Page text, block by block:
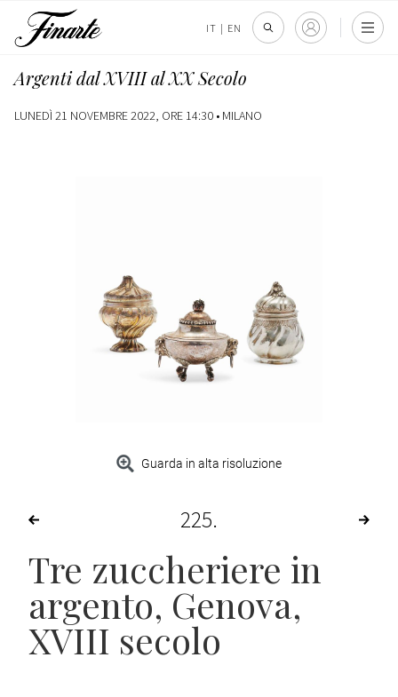
IT | EN
Argenti dal XVIII al XX Secolo
LUNEDÌ 21 NOVEMBRE 2022, ORE 14:30 • MILANO
Guarda in alta risoluzione
225
Tre zuccheriere in
argento, Genova,
XVIII secolo